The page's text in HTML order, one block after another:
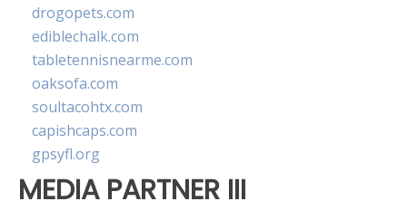
drogopets.com
ediblechalk.com
tabletennisnearme.com
oaksofa.com
soultacohtx.com
capishcaps.com
gpsyfl.org
MEDIA PARTNER III